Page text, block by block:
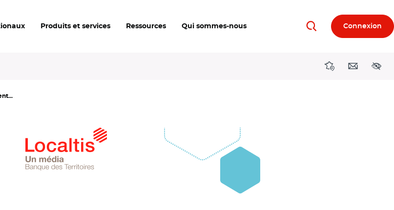
Produits et services Ressources Qui sommes-nous RechercherConnexion
DirectionsContact